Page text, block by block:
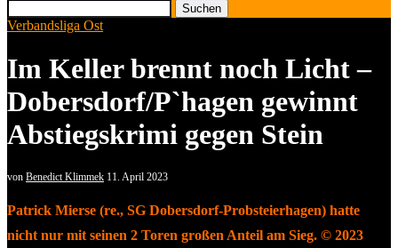
Suchen
Verbandsliga Ost
Im Keller brennt noch Licht –
Dobersdorf/P`hagen gewinnt
Abstiegskrimi gegen Stein
von Benedict Klimmek 11. April 2023
Patrick Mierse (re., SG Dobersdorf-Probsteierhagen) hatte
nicht nur mit seinen 2 Toren großen Anteil am Sieg. © 2023